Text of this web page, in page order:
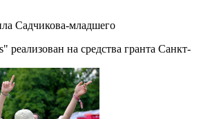
Садчикова-младшего
на средства гранта Санкт-